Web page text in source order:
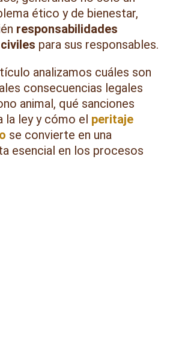
ético y de bienestar,
responsabilidades
para sus responsables.
analizamos cuáles son
consecuencias legales
animal, qué sanciones
la ley y cómo el peritaje
se convierte en una
esencial en los procesos